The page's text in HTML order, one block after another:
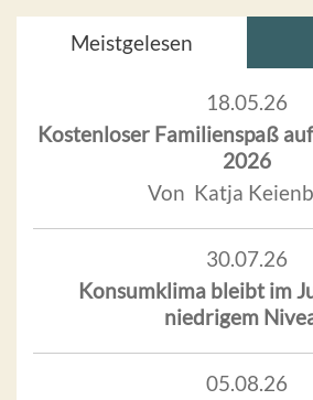
Meistgelesen
18.05.26
Kostenloser Familienspaß
2026
Von Katja
30.07.26
Konsumklima bleibt im
niedrigem
05.08.26